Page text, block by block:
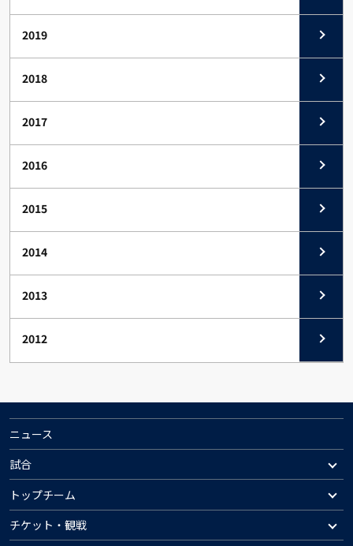
2019
2018
2017
2016
2015
2014
2013
2012
ニュース
試合
トップチーム
チケット・観戦